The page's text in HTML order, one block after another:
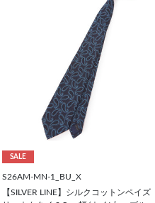
SALE
S26AM-MN-1_BU_X
【SILVER LINE】シルクコットンペイズ